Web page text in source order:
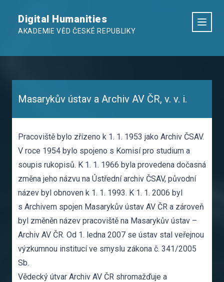
Digital Humanities
AKADEMIE VĚD ČESKÉ REPUBLIKY
Masarykův ústav a Archiv AV ČR, v. v. i.
Pracoviště bylo zřízeno k 1. 1. 1953 jako Archiv ČSAV.
V roce 1954 bylo spojeno s Komisí pro studium a
soupis rukopisů. K 1. 1. 1966 byla provedena dočasná
změna jeho názvu na Ústřední archiv ČSAV, původní
název byl obnoven k 1. 1. 1993. K 1. 1. 2006 byl
s Archivem spojen Masarykův ústav AV ČR a zároveň
byl změněn název pracoviště na Masarykův ústav –
Archiv AV ČR. Od 1. ledna 2007 se ústav stal veřejnou
výzkumnou institucí ve smyslu zákona č. 341/2005
Sb.
Vědecký útvar Archiv AV ČR shromažďuje a